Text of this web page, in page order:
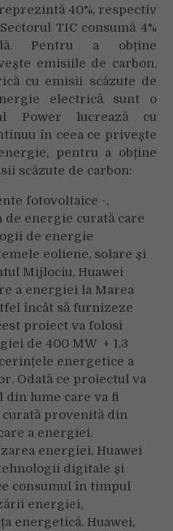
40%, respectiv
TIC consumă 4%
Pentru a obține
emisiile de carbon,
cu emisii scăzute de
electrică sunt o
Power lucrează cu
în ceea ce privește
pentru a obține
scăzute de carbon:
fotovoltaice -,
de energie curată care
de energie
eoliene, solare și
Mijlociu, Huawei
a energiei la Marea
încât să furnizeze
proiect va folosi
de 400 MW + 1,3
energetice a
Odată ce proiectul va
din lume care va fi
curată provenită din
a energiei.
energiei, Huawei
digitale și
consumul în timpul
energiei,
energetică. Huawei,